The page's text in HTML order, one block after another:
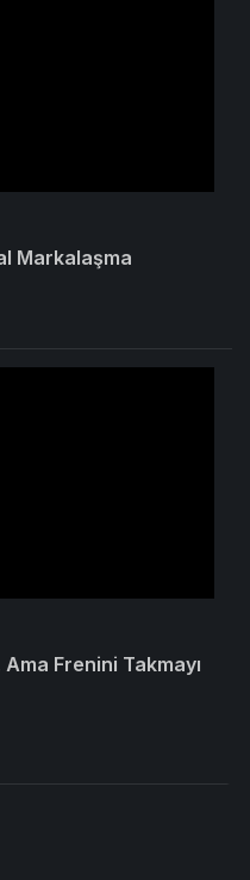
Markalaşma
Ama Frenini Takmayı